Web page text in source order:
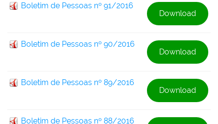
Boletim de Pessoas nº 91/2016
Download
Boletim de Pessoas nº 90/2016
Download
Boletim de Pessoas nº 89/2016
Download
Boletim de Pessoas nº 88/2016